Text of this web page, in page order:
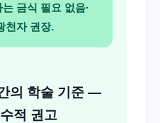
금식 필요 없음·
천자 권장.
의 학술 기준 —
적 권고